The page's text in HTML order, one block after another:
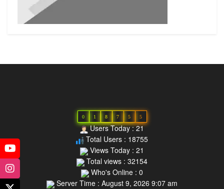
0 1 8 7 5 5
Users Today : 21
Total Users : 18755
Views Today : 21
Total views : 32154
Who's Online : 0
Server Time : August 9, 2026 9:07 am